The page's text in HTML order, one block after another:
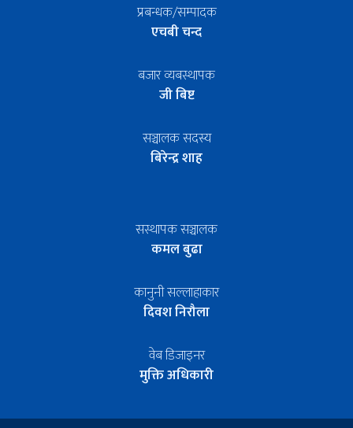
प्रबन्धक/सम्पादक
एचबी चन्द
बजार व्यबस्थापक
जी बिष्ट
सञ्चालक सदस्य
बिरेन्द्र शाह
सस्थापक सञ्चालक
कमल बुढा
कानुनी सल्लाहाकार
दिवश निरौला
वेब डिजाइनर
मुक्ति अधिकारी